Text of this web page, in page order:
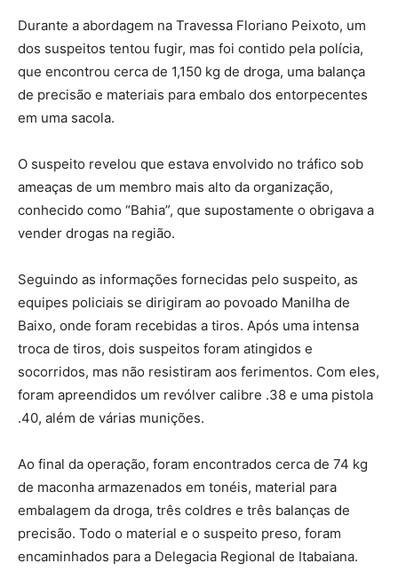
Durante a abordagem na Travessa Floriano Peixoto, um
dos suspeitos tentou fugir, mas foi contido pela polícia,
que encontrou cerca de 1,150 kg de droga, uma balança
de precisão e materiais para embalo dos entorpecentes
em uma sacola.
O suspeito revelou que estava envolvido no tráfico sob
ameaças de um membro mais alto da organização,
conhecido como “Bahia”, que supostamente o obrigava a
vender drogas na região.
Seguindo as informações fornecidas pelo suspeito, as
equipes policiais se dirigiram ao povoado Manilha de
Baixo, onde foram recebidas a tiros. Após uma intensa
troca de tiros, dois suspeitos foram atingidos e
socorridos, mas não resistiram aos ferimentos. Com eles,
foram apreendidos um revólver calibre .38 e uma pistola
.40, além de várias munições.
Ao final da operação, foram encontrados cerca de 74 kg
de maconha armazenados em tonéis, material para
embalagem da droga, três coldres e três balanças de
precisão. Todo o material e o suspeito preso, foram
encaminhados para a Delegacia Regional de Itabaiana.